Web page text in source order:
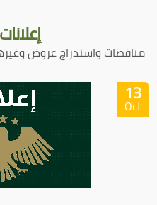
إعلانات
مناقصات واستدراج عروض
13
Oct